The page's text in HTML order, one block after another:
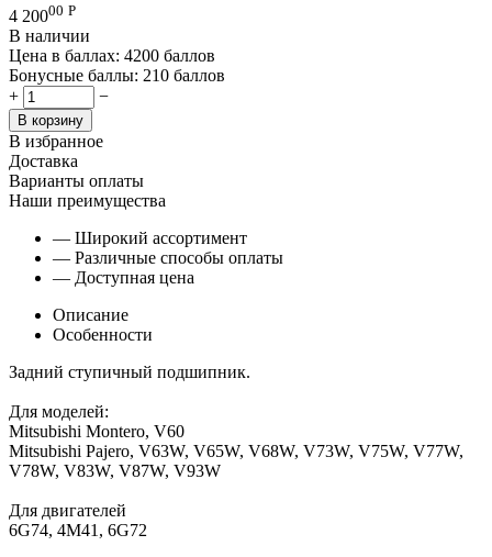
4 20000 Р
В наличии
Цена в баллах: 4200 баллов
Бонусные баллы: 210 баллов
+
−
В корзину
В избранное
Доставка
Варианты оплаты
Наши преимущества
— Широкий ассортимент
— Различные способы оплаты
— Доступная цена
Описание
Особенности
Задний ступичный подшипник.
Для моделей:
Mitsubishi Montero, V60
Mitsubishi Pajero, V63W, V65W, V68W, V73W, V75W, V77W,
V78W, V83W, V87W, V93W
Для двигателей
6G74, 4M41, 6G72